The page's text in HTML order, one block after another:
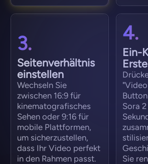
3.
Seitenverhältnis
einstellen
Wechseln Sie
zwischen 16:9 für
kinematografisches
Sehen oder 9:16 für
mobile Plattformen,
um sicherzustellen,
dass Ihr Video perfekt
in den Rahmen passt.
4.
Ein-
Sora
Sie